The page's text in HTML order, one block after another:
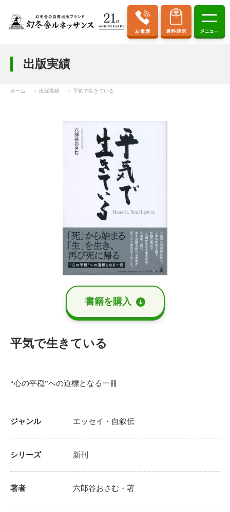
出版実績
ホーム 出版実績 平気で生きている
書籍を購⼊
平気で生きている
“心の平穏”への道標となる一冊
ジャンル エッセイ・自叙伝
シリーズ 新刊
著者 六郎谷おさむ ・著